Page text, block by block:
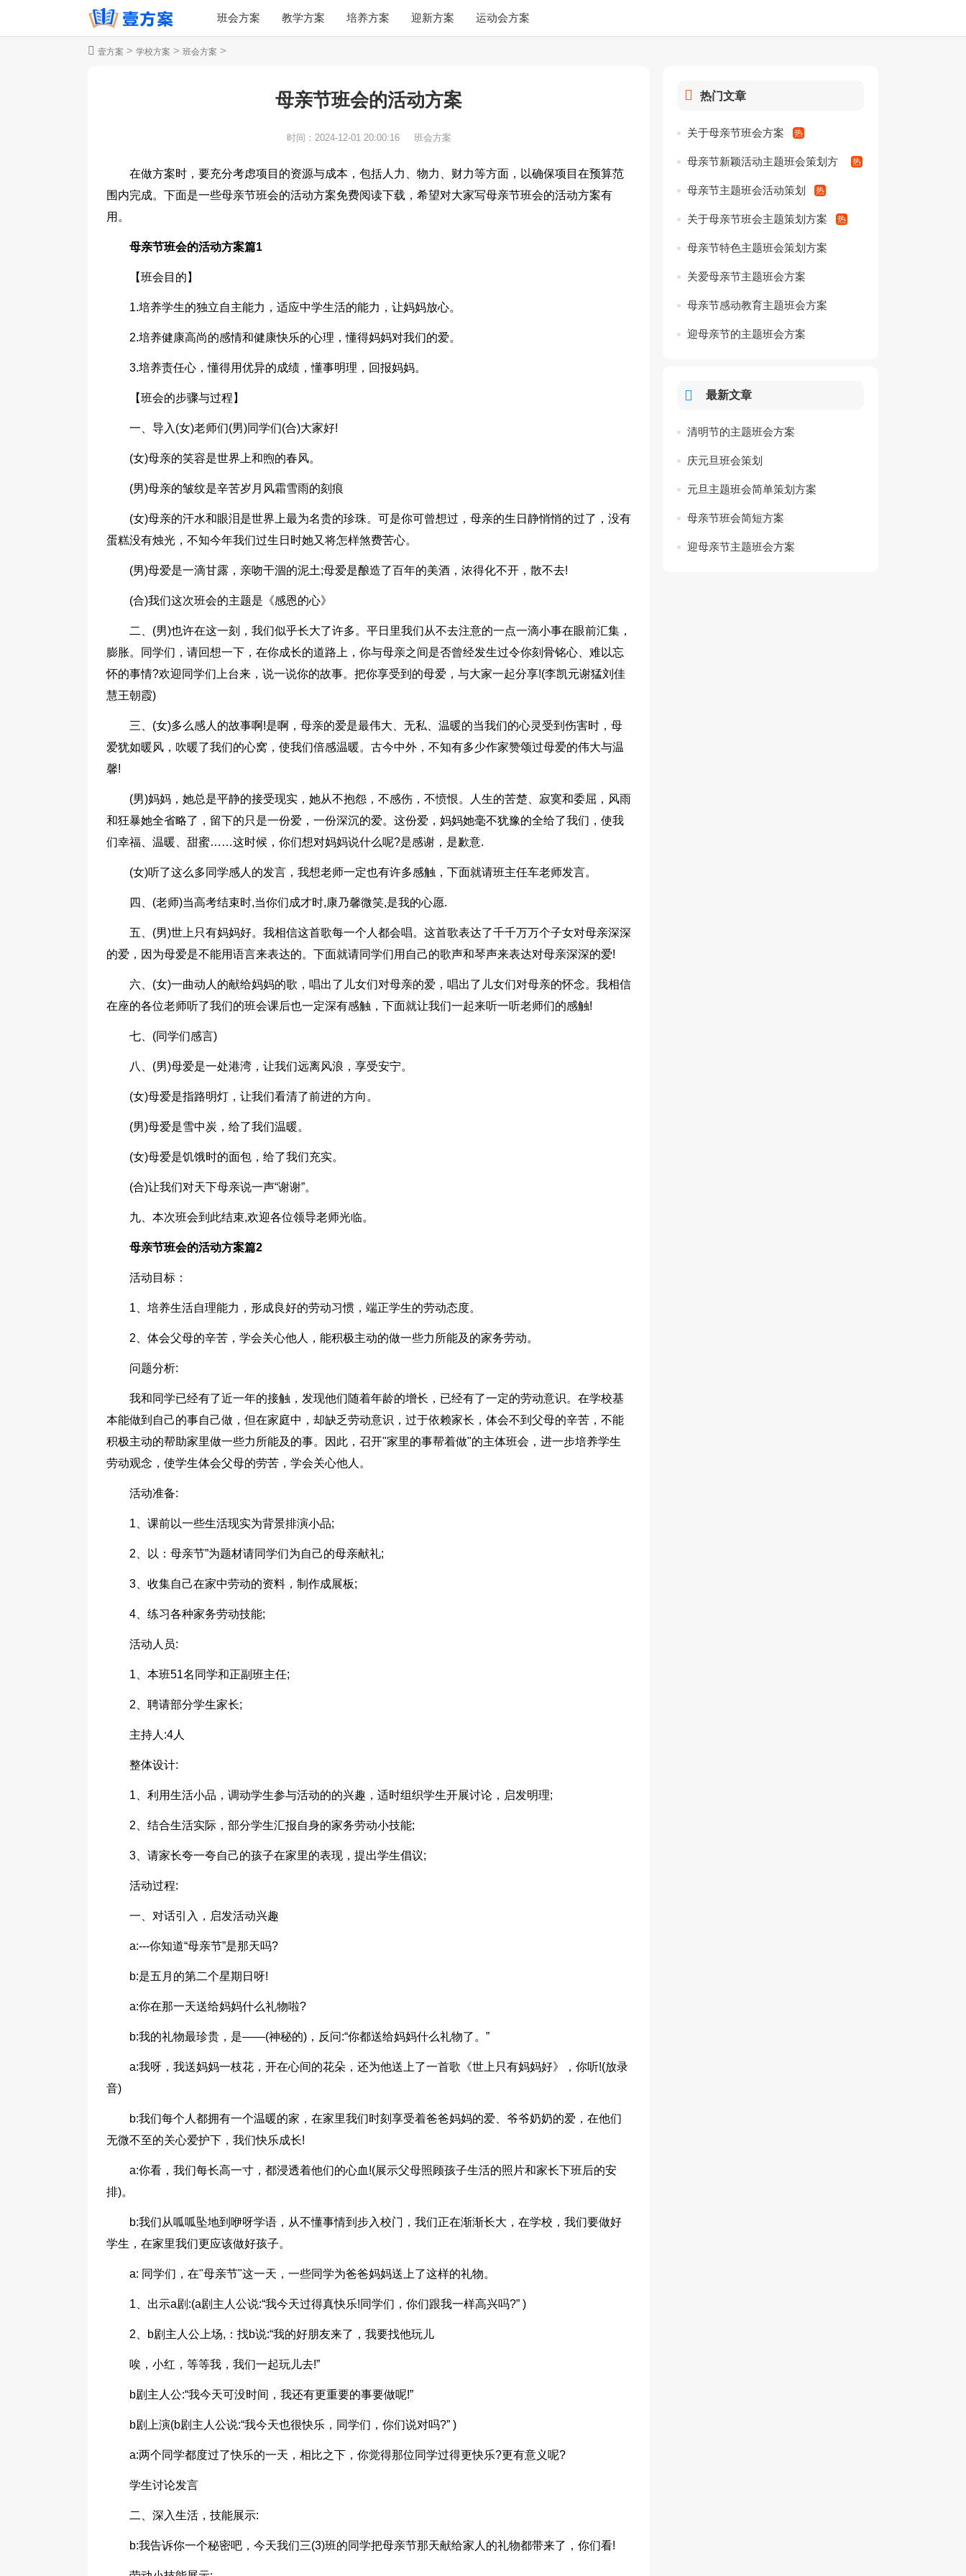
班会方案 教学方案 培养方案 迎新方案 运动会方案
壹方案 > 学校方案 > 班会方案 >
母亲节班会的活动方案
时间： 2024-12-01 20:00:16 班会方案
在做方案时，要充分考虑项目的资源与成本，包括人力、物力、财力等方面，以确保项目在预算范
围内完成。下面是一些母亲节班会的活动方案免费阅读下载，希望对大家写母亲节班会的活动方案有
用。
母亲节班会的活动方案篇1
【班会目的】
1.培养学生的独立自主能力，适应中学生活的能力，让妈妈放心。
2.培养健康高尚的感情和健康快乐的心理，懂得妈妈对我们的爱。
3.培养责任心，懂得用优异的成绩，懂事明理，回报妈妈。
【班会的步骤与过程】
一、导入(女)老师们(男)同学们(合)大家好!
(女)母亲的笑容是世界上和煦的春风。
(男)母亲的皱纹是辛苦岁月风霜雪雨的刻痕
(女)母亲的汗水和眼泪是世界上最为名贵的珍珠。可是你可曾想过，母亲的生日静悄悄的过了，没有
蛋糕没有烛光，不知今年我们过生日时她又将怎样煞费苦心。
(男)母爱是一滴甘露，亲吻干涸的泥土;母爱是酿造了百年的美酒，浓得化不开，散不去!
(合)我们这次班会的主题是《感恩的心》
二、(男)也许在这一刻，我们似乎长大了许多。平日里我们从不去注意的一点一滴小事在眼前汇集，
膨胀。同学们，请回想一下，在你成长的道路上，你与母亲之间是否曾经发生过令你刻骨铭心、难以忘
怀的事情?欢迎同学们上台来，说一说你的故事。把你享受到的母爱，与大家一起分享!(李凯元谢猛刘佳
慧王朝霞)
三、(女)多么感人的故事啊!是啊，母亲的爱是最伟大、无私、温暖的当我们的心灵受到伤害时，母
爱犹如暖风，吹暖了我们的心窝，使我们倍感温暖。古今中外，不知有多少作家赞颂过母爱的伟大与温
馨!
(男)妈妈，她总是平静的接受现实，她从不抱怨，不感伤，不愤恨。人生的苦楚、寂寞和委屈，风雨
和狂暴她全省略了，留下的只是一份爱，一份深沉的爱。这份爱，妈妈她毫不犹豫的全给了我们，使我
们幸福、温暖、甜蜜……这时候，你们想对妈妈说什么呢?是感谢，是歉意.
(女)听了这么多同学感人的发言，我想老师一定也有许多感触，下面就请班主任车老师发言。
四、(老师)当高考结束时,当你们成才时,康乃馨微笑,是我的心愿.
五、(男)世上只有妈妈好。我相信这首歌每一个人都会唱。这首歌表达了千千万万个子女对母亲深深
的爱，因为母爱是不能用语言来表达的。下面就请同学们用自己的歌声和琴声来表达对母亲深深的爱!
六、(女)一曲动人的献给妈妈的歌，唱出了儿女们对母亲的爱，唱出了儿女们对母亲的怀念。我相信
在座的各位老师听了我们的班会课后也一定深有感触，下面就让我们一起来听一听老师们的感触!
七、(同学们感言)
八、(男)母爱是一处港湾，让我们远离风浪，享受安宁。
(女)母爱是指路明灯，让我们看清了前进的方向。
(男)母爱是雪中炭，给了我们温暖。
(女)母爱是饥饿时的面包，给了我们充实。
(合)让我们对天下母亲说一声“谢谢”。
九、本次班会到此结束,欢迎各位领导老师光临。
母亲节班会的活动方案篇2
活动目标：
1、培养生活自理能力，形成良好的劳动习惯，端正学生的劳动态度。
2、体会父母的辛苦，学会关心他人，能积极主动的做一些力所能及的家务劳动。
问题分析:
我和同学已经有了近一年的接触，发现他们随着年龄的增长，已经有了一定的劳动意识。在学校基
本能做到自己的事自己做，但在家庭中，却缺乏劳动意识，过于依赖家长，体会不到父母的辛苦，不能
积极主动的帮助家里做一些力所能及的事。因此，召开"家里的事帮着做"的主体班会，进一步培养学生
劳动观念，使学生体会父母的劳苦，学会关心他人。
活动准备:
1、课前以一些生活现实为背景排演小品;
2、以：母亲节”为题材请同学们为自己的母亲献礼;
3、收集自己在家中劳动的资料，制作成展板;
4、练习各种家务劳动技能;
活动人员:
1、本班51名同学和正副班主任;
2、聘请部分学生家长;
主持人:4人
整体设计:
1、利用生活小品，调动学生参与活动的的兴趣，适时组织学生开展讨论，启发明理;
2、结合生活实际，部分学生汇报自身的家务劳动小技能;
3、请家长夸一夸自己的孩子在家里的表现，提出学生倡议;
活动过程:
一、对话引入，启发活动兴趣
a:---你知道“母亲节”是那天吗?
b:是五月的第二个星期日呀!
a:你在那一天送给妈妈什么礼物啦?
b:我的礼物最珍贵，是――(神秘的)，反问:“你都送给妈妈什么礼物了。”
a:我呀，我送妈妈一枝花，开在心间的花朵，还为他送上了一首歌《世上只有妈妈好》，你听!(放录
音)
b:我们每个人都拥有一个温暖的家，在家里我们时刻享受着爸爸妈妈的爱、爷爷奶奶的爱，在他们
无微不至的关心爱护下，我们快乐成长!
a:你看，我们每长高一寸，都浸透着他们的心血!(展示父母照顾孩子生活的照片和家长下班后的安
排)。
b:我们从呱呱坠地到咿呀学语，从不懂事情到步入校门，我们正在渐渐长大，在学校，我们要做好
学生，在家里我们更应该做好孩子。
a: 同学们，在"母亲节"这一天，一些同学为爸爸妈妈送上了这样的礼物。
1、出示a剧:(a剧主人公说:“我今天过得真快乐!同学们，你们跟我一样高兴吗?” )
2、b剧主人公上场,：找b说:“我的好朋友来了，我要找他玩儿
唉，小红，等等我，我们一起玩儿去!”
b剧主人公:“我今天可没时间，我还有更重要的事要做呢!”
b剧上演(b剧主人公说:“我今天也很快乐，同学们，你们说对吗?” )
a:两个同学都度过了快乐的一天，相比之下，你觉得那位同学过得更快乐?更有意义呢?
学生讨论发言
二、深入生活，技能展示:
b:我告诉你一个秘密吧，今天我们三(3)班的同学把母亲节那天献给家人的礼物都带来了，你们看!
热门文章
关于母亲节班会方案
母亲节新颖活动主题班会策划方
案
母亲节主题班会活动策划
关于母亲节班会主题策划方案
母亲节特色主题班会策划方案
关爱母亲节主题班会方案
母亲节感动教育主题班会方案
迎母亲节的主题班会方案
最新文章
清明节的主题班会方案
庆元旦班会策划
元旦主题班会简单策划方案
母亲节班会简短方案
迎母亲节主题班会方案